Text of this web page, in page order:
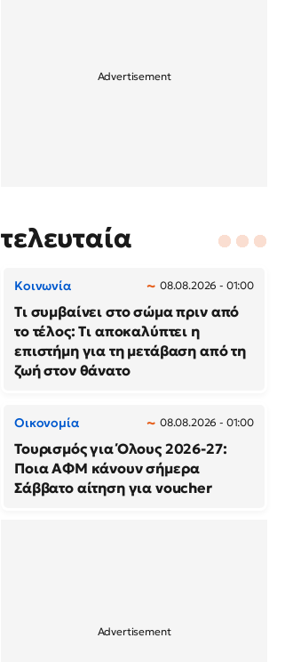
τελευταία
Κοινωνία 08.08.2026 - 01:00
Τι συμβαίνει στο σώμα πριν από
το τέλος: Τι αποκαλύπτει η
επιστήμη για τη μετάβαση από τη
ζωή στον θάνατο
Οικονομία 08.08.2026 - 01:00
Τουρισμός για Όλους 2026-27:
Ποια ΑΦΜ κάνουν σήμερα
Σάββατο αίτηση για voucher